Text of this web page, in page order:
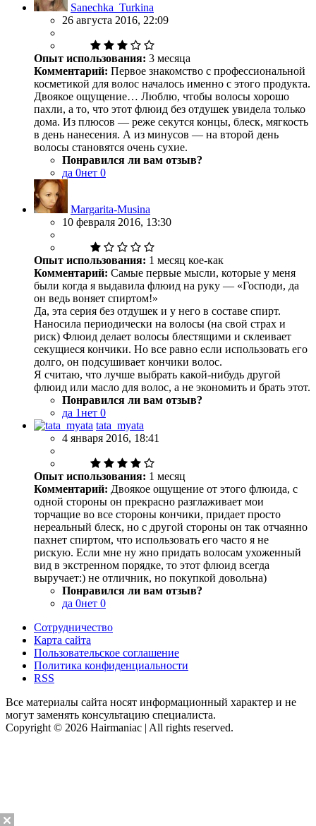
Sanechka_Turkina
26 августа 2016, 22:09
Опыт использования: 3 месяца
Комментарий: Первое знакомство с профессиональной
косметикой для волос началось именно с этого продукта.
Двоякое ощущение… Люблю, чтобы волосы хорошо
пахли, а то, что этот флюид без отдушек увидела только
дома. Из плюсов — реже секутся концы, блеск, мягкость
в день нанесения. А из минусов — на второй день
волосы становятся очень сухие.
Понравился ли вам отзыв?
да 0нет 0
Margarita-Musina
10 февраля 2016, 13:30
Опыт использования: 1 месяц кое-как
Комментарий: Самые первые мысли, которые у меня
были когда я выдавила флюид на руку — «Господи, да
он ведь воняет спиртом!»
Да, эта серия без отдушек и у него в составе спирт.
Наносила периодически на волосы (на свой страх и
риск) Флюид делает волосы блестящими и склеивает
секущиеся кончики. Но все равно если использовать его
долго, он подсушивает кончики волос.
Я считаю, что лучше выбрать какой-нибудь другой
флюид или масло для волос, а не экономить и брать этот.
Понравился ли вам отзыв?
да 1нет 0
tata_myata
4 января 2016, 18:41
Опыт использования: 1 месяц
Комментарий: Двоякое ощущение от этого флюида, с
одной стороны он прекрасно разглаживает мои
торчащие во все стороны кончики, придает просто
нереальный блеск, но с другой стороны он так отчаянно
пахнет спиртом, что использовать его часто я не
рискую. Если мне ну жно придать волосам ухоженный
вид в экстренном порядке, то этот флюид всегда
выручает:) не отличник, но покупкой довольна)
Понравился ли вам отзыв?
да 0нет 0
Сотрудничество
Карта сайта
Пользовательское соглашение
Политика конфиденциальности
RSS
Все материалы сайта носят информационный характер и не
могут заменять консультацию специалиста.
Copyright © 2026 Hairmaniac | All rights reserved.